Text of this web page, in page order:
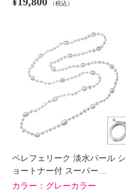
（税込）
ペレフェリーク 淡水パール シ
ョートナー付 スーパー…
カラー： グレーカラー